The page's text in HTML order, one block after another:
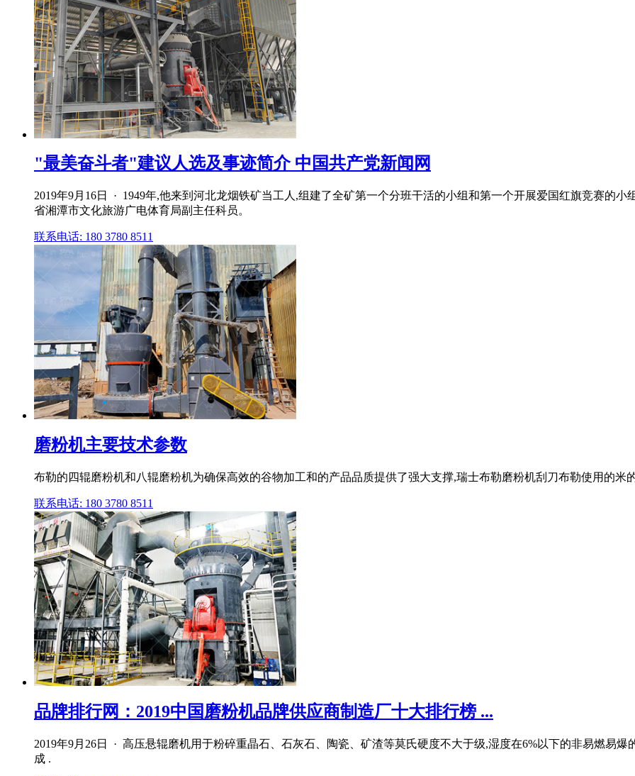
"最美奋斗者"建议人选及事迹简介 中国共产党新闻网
2019年9月16日 · 1949年,他来到河北龙烟铁矿当工人,组建了全矿第一个分班干活的小组和第一个开展爱国红旗竞赛的小
省湘潭市文化旅游广电体育局副主任科员。
联系电话: 180 3780 8511
磨粉机主要技术参数
布勒的四辊磨粉机和八辊磨粉机为确保高效的谷物加工和的产品品质提供了强大支撑,瑞士布勒磨粉机刮刀布勒使用的米
联系电话: 180 3780 8511
品牌排行网：2019中国磨粉机品牌供应商制造厂十大排行榜 ...
2019年9月26日 · 高压悬辊磨机用于粉碎重晶石、石灰石、陶瓷、矿渣等莫氏硬度不大于级,湿度在6%以下的非易燃易
成 .